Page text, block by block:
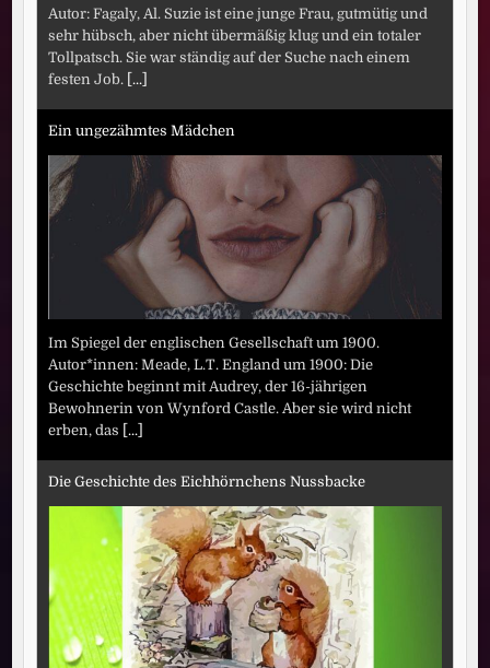
Autor: Fagaly, Al. Suzie ist eine junge Frau, gutmütig und
sehr hübsch, aber nicht übermäßig klug und ein totaler
Tollpatsch. Sie war ständig auf der Suche nach einem
festen Job. [...]
Ein ungezähmtes Mädchen
Im Spiegel der englischen Gesellschaft um 1900.
Autor*innen: Meade, L.T. England um 1900: Die
Geschichte beginnt mit Audrey, der 16-jährigen
Bewohnerin von Wynford Castle. Aber sie wird nicht
erben, das [...]
Die Geschichte des Eichhörnchens Nussbacke